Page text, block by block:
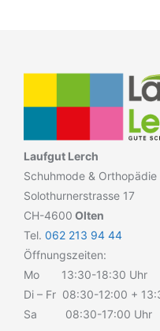
Laufgut Lerch
Schuhmode & Orthopädie
Solothurnerstrasse 17
CH-4600 Olten
Tel. 062 213 94 44
Öffnungszeiten:
Mo 13:30-18:30 Uhr
Di – Fr 08:30-12:00 +
Sa 08:30-17:00 Uhr